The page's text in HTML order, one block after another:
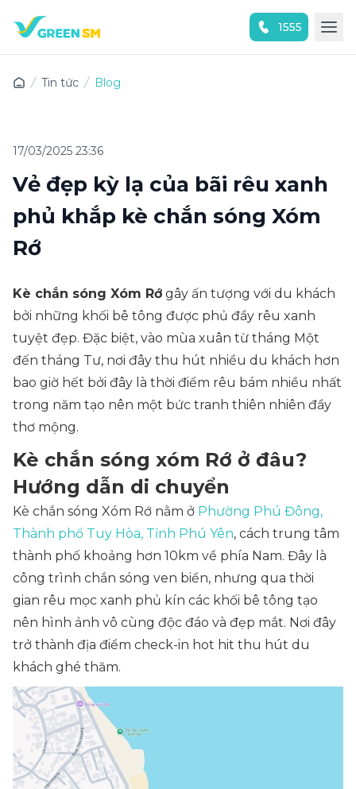
1555
Tin tức Blog
17/03/2025 23:36
Vẻ đẹp kỳ lạ của bãi rêu xanh
phủ khắp kè chắn sóng Xóm
Rớ
Kè chắn sóng Xóm Rớ gây ấn tượng với du khách
bởi những khối bê tông được phủ đầy rêu xanh
tuyệt đẹp. Đặc biệt, vào mùa xuân từ tháng Một
đến tháng Tư, nơi đây thu hút nhiều du khách hơn
bao giờ hết bởi đây là thời điểm rêu bám nhiều nhất
trong năm tạo nên một bức tranh thiên nhiên đầy
thơ mộng.
Kè chắn sóng xóm Rớ ở đâu?
Hướng dẫn di chuyển
Kè chắn sóng Xóm Rớ nằm ở Phường Phú Đông,
Thành phố Tuy Hòa, Tỉnh Phú Yên, cách trung tâm
thành phố khoảng hơn 10km về phía Nam. Đây là
công trình chắn sóng ven biển, nhưng qua thời
gian rêu mọc xanh phủ kín các khối bê tông tạo
nên hình ảnh vô cùng độc đáo và đẹp mắt. Nơi đây
trở thành địa điểm check-in hot hit thu hút du
khách ghé thăm.